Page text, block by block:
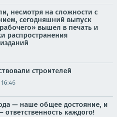
несмотря на сложности с
сегодняшний выпуск
вышел в печать и
распространения
строителей
16:46
— наше общее достояние, и
ответственность каждого!